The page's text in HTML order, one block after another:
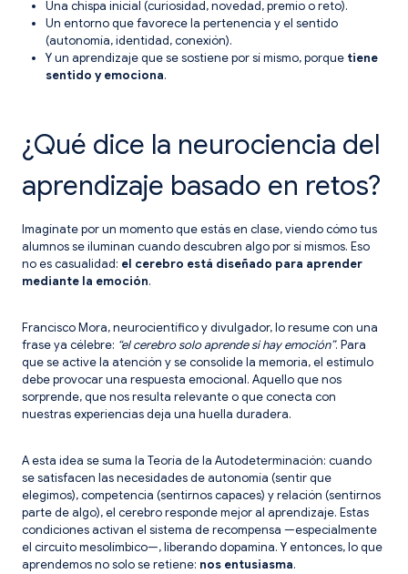
Una chispa inicial (curiosidad, novedad, premio o reto).
Un entorno que favorece la pertenencia y el sentido
(autonomía, identidad, conexión).
Y un aprendizaje que se sostiene por sí mismo, porque tiene
sentido y emociona.
¿Qué dice la neurociencia del
aprendizaje basado en retos?
Imagínate por un momento que estás en clase, viendo cómo tus
alumnos se iluminan cuando descubren algo por sí mismos. Eso
no es casualidad: el cerebro está diseñado para aprender
mediante la emoción.
Francisco Mora, neurocientífico y divulgador, lo resume con una
frase ya célebre: “el cerebro solo aprende si hay emoción”. Para
que se active la atención y se consolide la memoria, el estímulo
debe provocar una respuesta emocional. Aquello que nos
sorprende, que nos resulta relevante o que conecta con
nuestras experiencias deja una huella duradera.
A esta idea se suma la Teoría de la Autodeterminación: cuando
se satisfacen las necesidades de autonomía (sentir que
elegimos), competencia (sentirnos capaces) y relación (sentirnos
parte de algo), el cerebro responde mejor al aprendizaje. Estas
condiciones activan el sistema de recompensa —especialmente
el circuito mesolímbico—, liberando dopamina. Y entonces, lo que
aprendemos no solo se retiene: nos entusiasma.